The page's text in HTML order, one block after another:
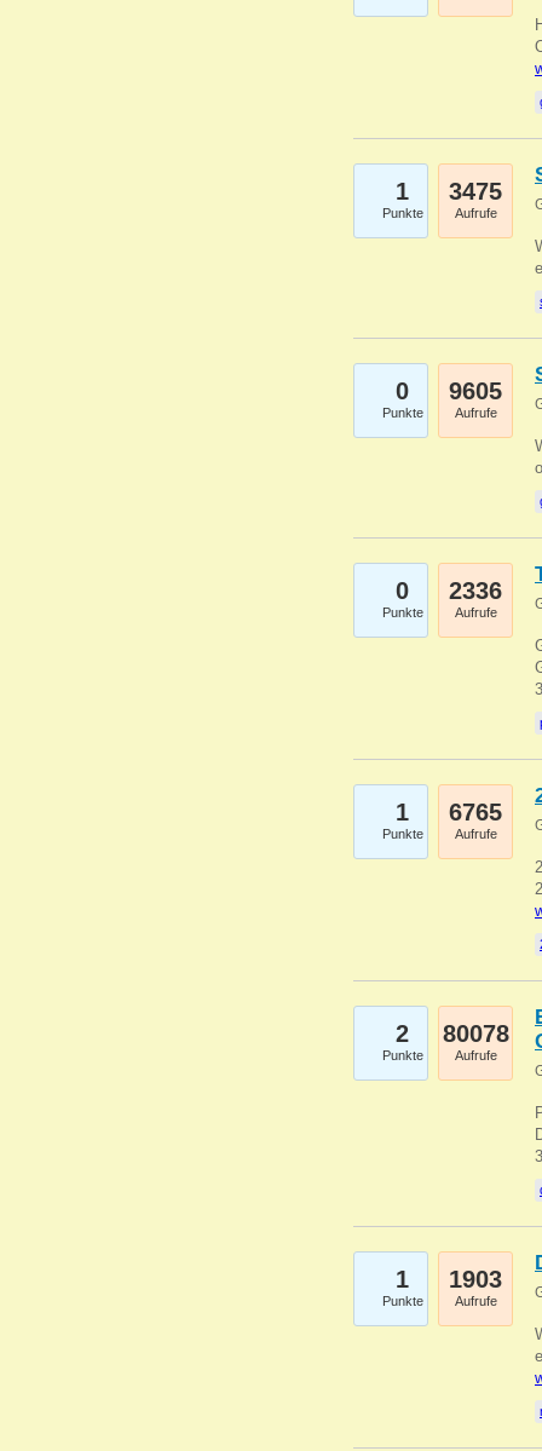
1
Punkte
3475
Aufrufe
0
Punkte
9605
Aufrufe
0
Punkte
2336
Aufrufe
1
Punkte
6765
Aufrufe
2
Punkte
80078
Aufrufe
1
Punkte
1903
Aufrufe